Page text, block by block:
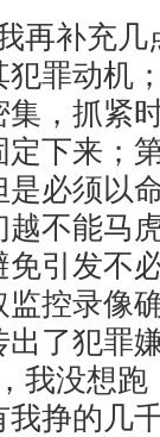
补充几
罪动机
，抓紧
下来；
必须以
不能马
引发不
控录像
了犯罪
我没想
挣的几